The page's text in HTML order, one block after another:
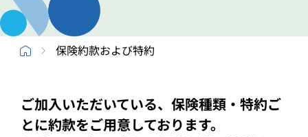
保険約款および特約
ご加入いただいている、保険種類・特約ご
とに約款をご用意しております。